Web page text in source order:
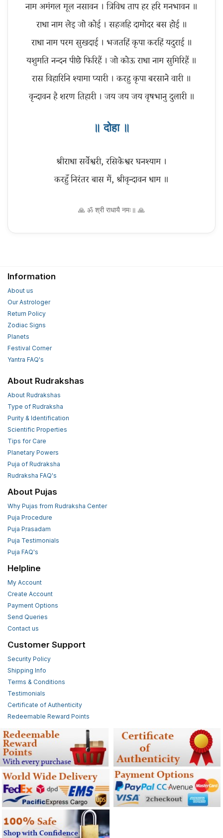
नाम अमंगल मूल नसावन । त्रिविध ताप हर हरि मनभावन ॥
राधा नाम लेइ जो कोई । सहजहि दामोदर बस होई ॥
राधा नाम परम सुखदाई । भजतहिं कृपा करहिं यदुराई ॥
यशुमति नन्दन पीछे फिरिहैं । जो कोऊ राधा नाम सुमिरिहैं ॥
रास विहारिनि श्यामा प्यारी । करहु कृपा बरसाने वारी ॥
॥ दोहा ॥
श्रीराधा सर्वेश्वरी, रसिकेश्वर घनश्याम ।
🙏 ॐ श्री राधायै नमः॥ 🙏
Information
About us
Our Astrologer
Return Policy
Zodiac Signs
Planets
Festival Corner
Yantra FAQ's
About Rudrakshas
About Rudrakshas
Type of Rudraksha
Purity & Identification
Scientific Properties
Tips for Care
Planetary Powers
Puja of Rudraksha
Rudraksha FAQ's
About Pujas
Why Pujas from Rudraksha Center
Puja Procedure
Puja Prasadam
Puja Testimonials
Puja FAQ's
Helpline
My Account
Create Account
Payment Options
Send Queries
Contact us
Customer Support
Security Policy
Shipping Info
Terms & Conditions
Testimonials
Certificate of Authenticity
Redeemable Reward Points